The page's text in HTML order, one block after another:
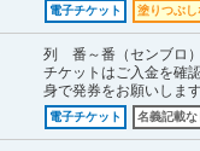
電子チケット 塗りつぶし
列 番～番（センブロ）
チケットはご入金を確
身で発券をお願いしま
電子チケット 名義記載な